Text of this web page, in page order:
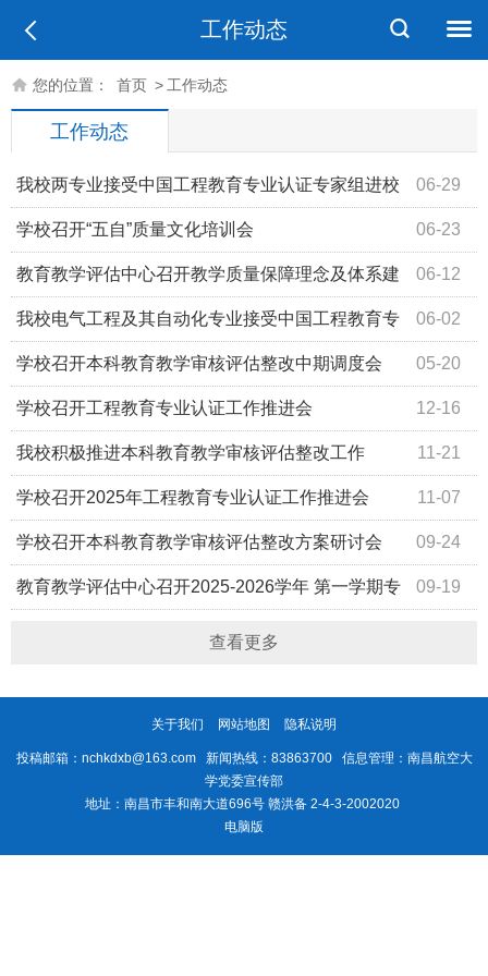
工作动态
您的位置： 首页 > 工作动态
工作动态
06-29
我校两专业接受中国工程教育专业认证专家组进校
现场联合考查 06-23
学校召开“五自”质量文化培训会
06-12
教育教学评估中心召开教学质量保障理念及体系建
设论证会 06-02
我校电气工程及其自动化专业接受中国工程教育专
业认证专家组进校现场考查 05-20
学校召开本科教育教学审核评估整改中期调度会
12-16
学校召开工程教育专业认证工作推进会
11-21
我校积极推进本科教育教学审核评估整改工作
11-07
学校召开2025年工程教育专业认证工作推进会
09-24
学校召开本科教育教学审核评估整改方案研讨会
09-19
教育教学评估中心召开2025-2026学年 第一学期专
查看更多
关于我们 网站地图 隐私说明
投稿邮箱：nchkdxb@163.com 新闻热线：83863700 信息管理：南昌航空大
学党委宣传部
地址：南昌市丰和南大道696号 赣洪备 2-4-3-2002020
电脑版